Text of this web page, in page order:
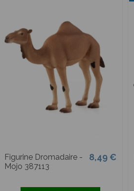
Figurine Dromadaire -
Mojo 387113
8,49 €